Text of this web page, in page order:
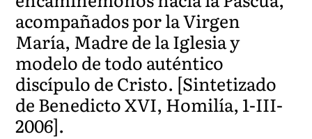
acompañados por la Virgen
María, Madre de la Iglesia y
modelo de todo auténtico
discípulo de Cristo. [Sintetizado
de Benedicto XVI, Homilía, 1-III-
2006].